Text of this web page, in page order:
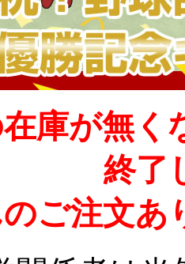
庫が無
終了
ご注文あ